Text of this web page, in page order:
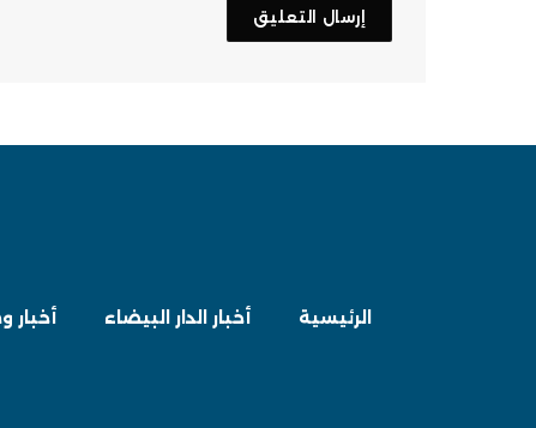
الرئيسية أخبار الدار البيضاء أخبار